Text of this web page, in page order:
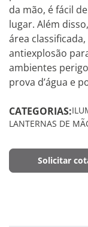
da mão, é fácil
lugar. Além
área
antiexplosão
ambientes
prova d’água e
CATEGORIAS:
LANTERNAS DE
Solicitar